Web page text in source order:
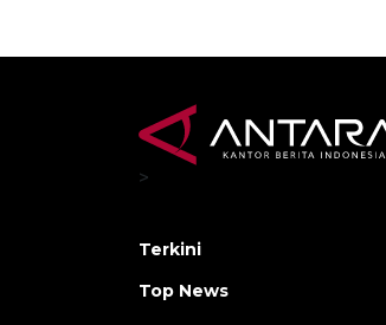
>
Terkini
Top News